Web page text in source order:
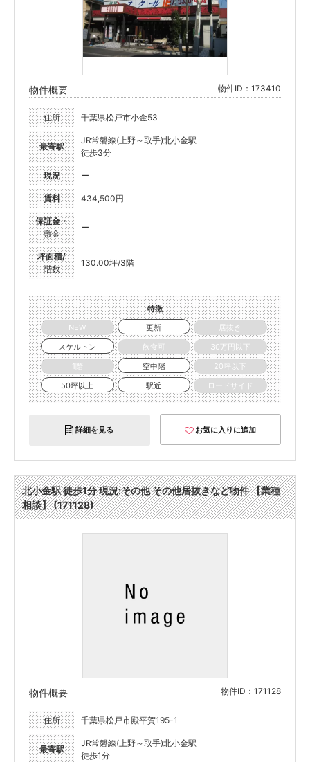
物件概要 物件ID：173410
住所 千葉県松戸市小金53
最寄駅
JR常磐線(上野～取手)北小金駅
徒歩3分
現況 ー
賃料 434,500円
保証金・
敷金
ー
坪面積/
階数
130.00坪/3階
特徴
NEW
更新
居抜き
スケルトン
飲食可
30万円以下
1階
空中階
20坪以下
50坪以上
駅近 ロードサイド
詳細を見る お気に入りに追加
北小金駅 徒歩1分 現況:その他 その他居抜きなど物件 【業種
相談】 (171128)
物件概要 物件ID：171128
住所 千葉県松戸市殿平賀195-1
最寄駅
JR常磐線(上野～取手)北小金駅
徒歩1分